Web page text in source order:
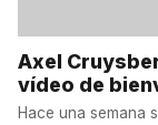
Axel
vídeo de
Hace una semana